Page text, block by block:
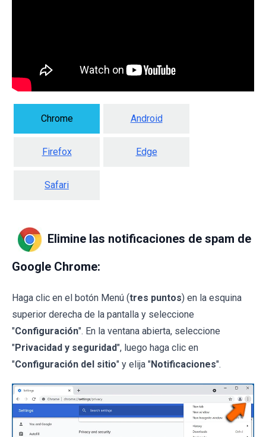
Chrome Android
Firefox Edge
Safari
Elimine las notificaciones de spam de
Google Chrome:
Haga clic en el botón Menú (tres puntos) en la esquina
superior derecha de la pantalla y seleccione
"Configuración". En la ventana abierta, seleccione
"Privacidad y seguridad", luego haga clic en
"Configuración del sitio" y elija "Notificaciones".